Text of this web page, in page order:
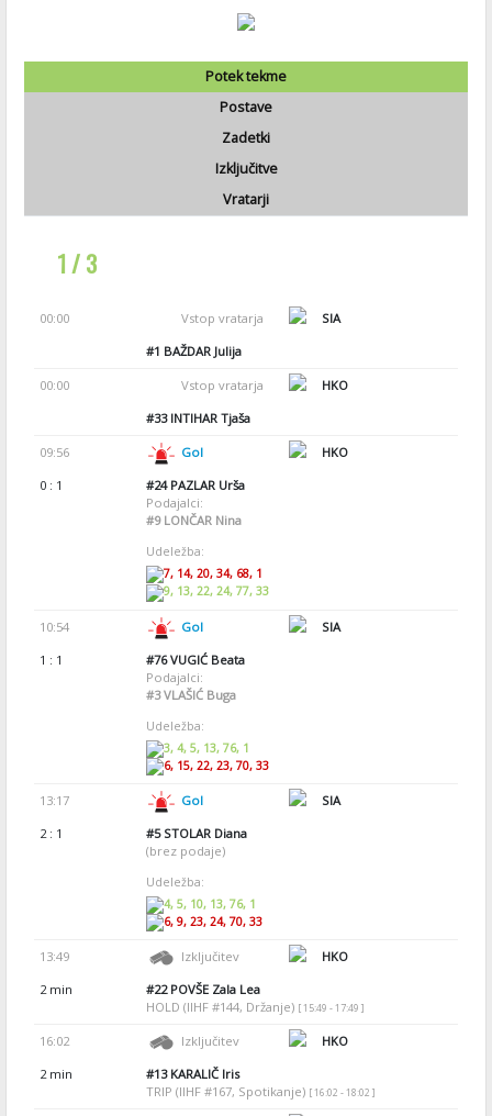
Potek tekme
Postave
Zadetki
Izključitve
Vratarji
1 / 3
00:00 Vstop vratarja
SIA
#1 BAŽDAR Julija
00:00 Vstop vratarja
HKO
#33INTIHAR Tjaša
09:56 Gol
HKO
0 : 1
#24PAZLAR Urša
Podajalci:
#9LONČAR Nina
Udeležba:
7, 14, 20, 34, 68, 1
9, 13, 22, 24, 77, 33
10:54 Gol
SIA
1 : 1
#76VUGIĆ Beata
Podajalci:
#3VLAŠIĆ Buga
Udeležba:
3, 4, 5, 13, 76, 1
6, 15, 22, 23, 70, 33
13:17 Gol
SIA
2 : 1
#5STOLAR Diana
(brez podaje)
Udeležba:
4, 5, 10, 13, 76, 1
6, 9, 23, 24, 70, 33
13:49 Izključitev
HKO
2 min
#22POVŠE Zala Lea
HOLD (IIHF #144, Držanje) [ 15:49 - 17:49 ]
16:02 Izključitev
HKO
2 min
#13KARALIČ Iris
TRIP (IIHF #167, Spotikanje) [ 16:02 - 18:02 ]